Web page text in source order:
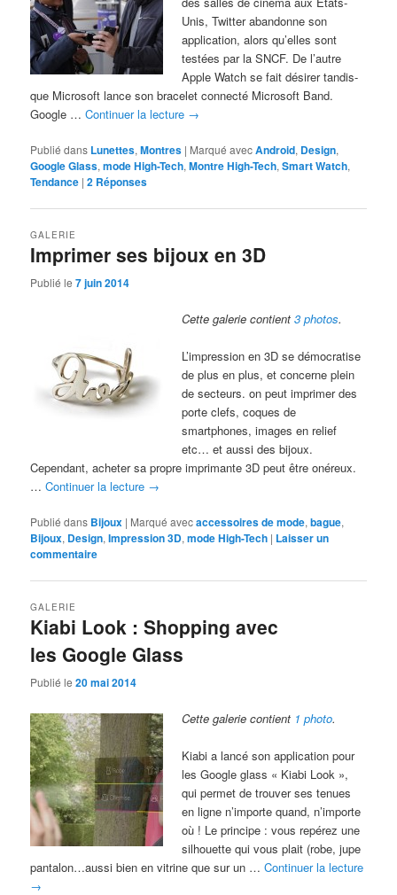
Unis, Twitter abandonne son
application, alors qu’elles sont
testées par la SNCF. De l’autre
Apple Watch se fait désirer tandis-
que Microsoft lance son bracelet connecté Microsoft Band.
Google …Continuer la lecture →
Publié dans Lunettes,Montres | Marqué avecAndroid, Design,
Google Glass,mode High-Tech,Montre High-Tech,Smart Watch,
Tendance |2 Réponses
Imprimer ses bijoux en 3D
GALERIE
Publié le7 juin 2014
Cette galerie contient3 photos.
L’impression en 3D se démocratise
de plus en plus, et concerne plein
de secteurs. on peut imprimer des
porte clefs, coques de
smartphones, images en relief
etc… et aussi des bijoux.
Cependant, acheter sa propre imprimante 3D peut être onéreux.
…Continuer la lecture →
Publié dans Bijoux | Marqué avecaccessoires de mode,bague,
Bijoux, Design,Impression 3D,mode High-Tech | Laisser un
commentaire
Kiabi Look : Shopping avec
les Google Glass
GALERIE
Publié le20 mai 2014
Cette galerie contient 1 photo.
Kiabi a lancé son application pour
les Google glass « Kiabi Look »,
qui permet de trouver ses tenues
en ligne n’importe quand, n’importe
où ! Le principe : vous repérez une
silhouette qui vous plait (robe, jupe
pantalon…aussi bien en vitrine que sur un …Continuer la lecture
→